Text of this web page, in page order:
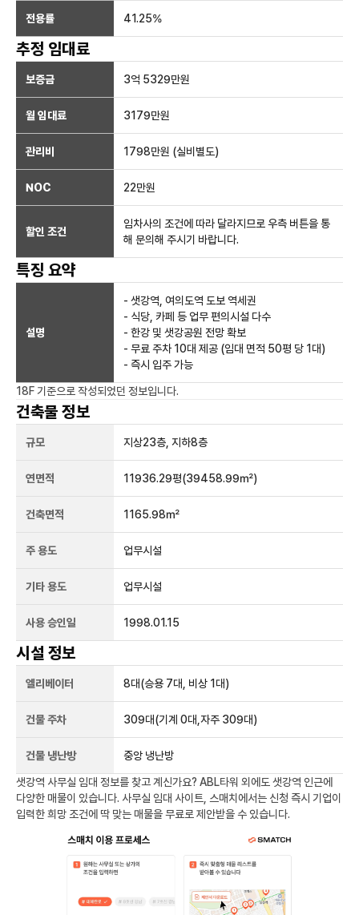
전용률 41.25%
추정 임대료
보증금 3억 5329만원
월 임대료 3179만원
관리비 1798만원 (실비별도)
NOC 22만원
할인 조건
임차사의 조건에 따라 달라지므로 우측 버튼을 통
해 문의해 주시기 바랍니다.
특징 요약
설명
- 샛강역, 여의도역 도보 역세권
- 식당, 카페 등 업무 편의시설 다수
- 한강 및 샛강공원 전망 확보
- 무료 주차 10대 제공 (임대 면적 50평 당 1대)
- 즉시 입주 가능
18F 기준으로 작성되었던 정보입니다.
건축물 정보
규모 지상23층, 지하8층
연면적 11936.29평(39458.99㎡)
건축면적 1165.98㎡
주 용도 업무시설
기타 용도 업무시설
사용 승인일 1998.01.15
시설 정보
엘리베이터 8대(승용 7대, 비상 1대)
건물 주차 309대(기계 0대,자주 309대)
건물 냉난방 중앙 냉난방
샛강역 사무실 임대 정보를 찾고 계신가요? ABL타워 외에도 샛강역 인근에
다양한 매물이 있습니다. 사무실 임대 사이트, 스매치에서는 신청 즉시 기업이
입력한 희망 조건에 딱 맞는 매물을 무료로 제안받을 수 있습니다.